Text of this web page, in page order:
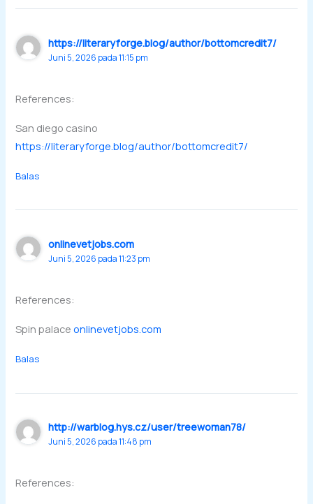
https://literaryforge.blog/author/bottomcredit7/
Juni 5, 2026 pada 11:15 pm
References:
San diego casino
https://literaryforge.blog/author/bottomcredit7/
Balas
onlinevetjobs.com
Juni 5, 2026 pada 11:23 pm
References:
Spin palaceonlinevetjobs.com
Balas
http://warblog.hys.cz/user/treewoman78/
Juni 5, 2026 pada 11:48 pm
References: